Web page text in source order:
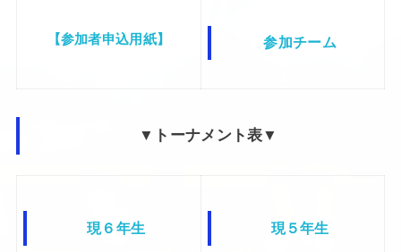
【参加者申込用紙】 参加チーム
▼トーナメント表▼
現６年生 現５年生